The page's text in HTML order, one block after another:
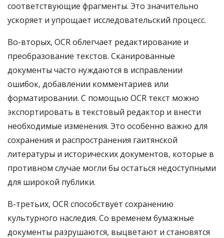
соответствующие фрагменты. Это значительно
ускоряет и упрощает исследовательский процесс.
Во-вторых, OCR облегчает редактирование и
преобразование текстов. Сканированные
документы часто нуждаются в исправлении
ошибок, добавлении комментариев или
форматировании. С помощью OCR текст можно
экспортировать в текстовый редактор и внести
необходимые изменения. Это особенно важно для
сохранения и распространения гаитянской
литературы и исторических документов, которые в
противном случае могли бы остаться недоступными
для широкой публики.
В-третьих, OCR способствует сохранению
культурного наследия. Со временем бумажные
документы разрушаются, выцветают и становятся